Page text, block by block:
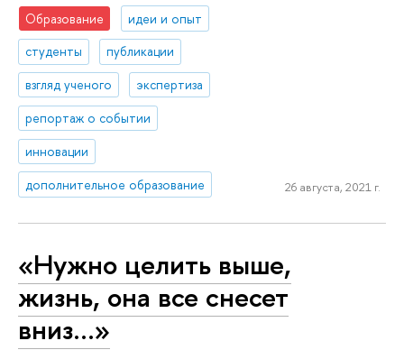
Образование
идеи и опыт
студенты
публикации
взгляд ученого
экспертиза
репортаж о событии
инновации
дополнительное образование
26 августа, 2021 г.
«Нужно целить выше,
жизнь, она все снесет
вниз…»